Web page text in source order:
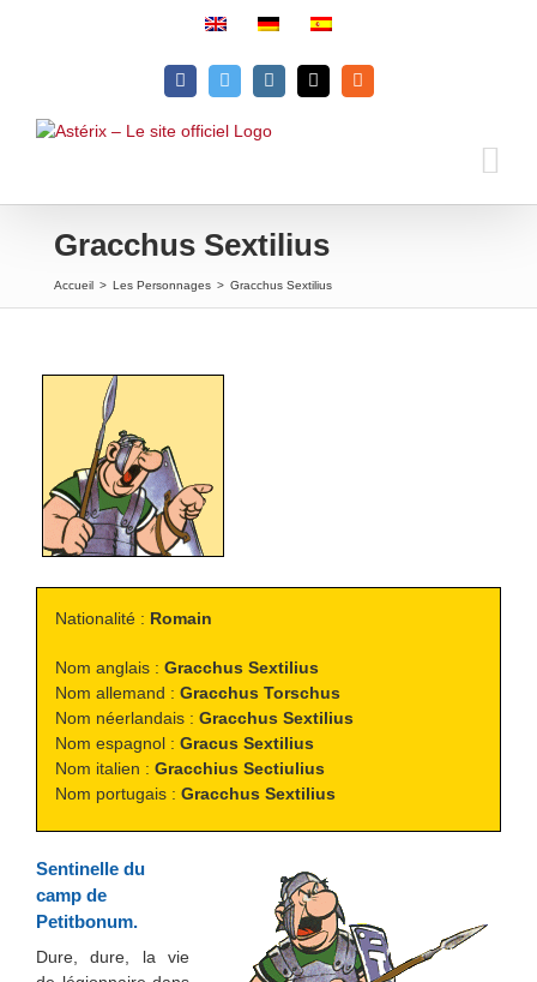
FacebookTwitterInstagramEmailRss
Gracchus Sextilius
Accueil > Les Personnages > Gracchus Sextilius
Nationalité : Romain
Nom anglais : Gracchus Sextilius
Nom allemand : Gracchus Torschus
Nom néerlandais : Gracchus Sextilius
Nom espagnol : Gracus Sextilius
Nom italien : Gracchius Sectiulius
Nom portugais : Gracchus Sextilius
Sentinelle du
camp de
Petitbonum.
Dure, dure, la vie